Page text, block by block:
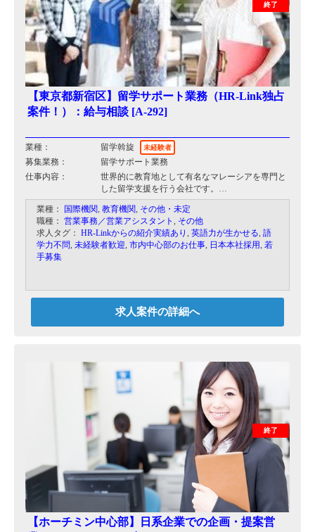
終了
【東京都新宿区】留学サポート業務（HR-Link独占
案件！）：給与相談 [A-292]
業種： 留学斡旋 未経験者
募集業務：
留学サポート業務
仕事内容：
世界的に教育地として有名なマレーシアを専門と
した留学支援を行う会社です。
▼留学カウンセリング
▼留学セミナーなどのイベントの企画、運営
▼情報収集
マレーシアの大学、インターナショナルスクー
にお伝えします。
▼留学中の学生フォロー
留学中の学生(現在約5～60人)のフォローは、基本
的にはマレーシアオフィスで行いますが、
日本にいる保護者様への情報提供などをお願い致
します。
※就業後は任せきりではなく、同社の代表と二人
三脚で動いていただきます。
未経験者でも安心してスタートできます。
独り立ちできるように、代表が責任をもって教
育致します。
業種： 国際機関, 教育機関, その他・未定
職種： 営業事務／営業アシスタント , その他
求人タグ： HR-Linkからの紹介実績あり , 英語力が生かせる, 語
学力不問, 未経験者歓迎, 市内中心部のお仕事, 日本本社採用, 若
手募集
求人案件の詳細へ
終了
【ホーチミン中心部】日系企業での企画・提案営